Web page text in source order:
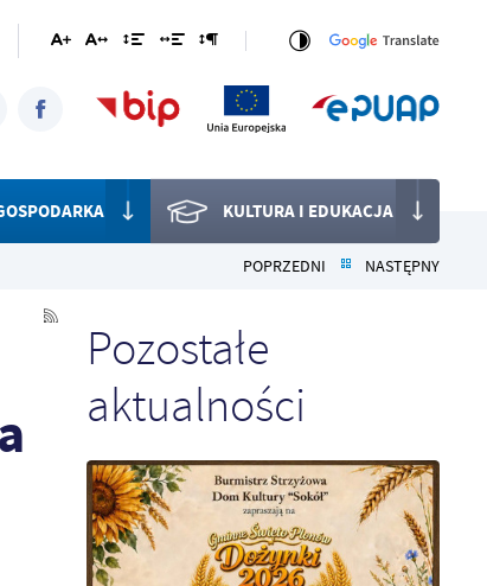
KULTURA I EDUKACJA
POPRZEDNI NASTĘPNY
Pozostałe
aktualności